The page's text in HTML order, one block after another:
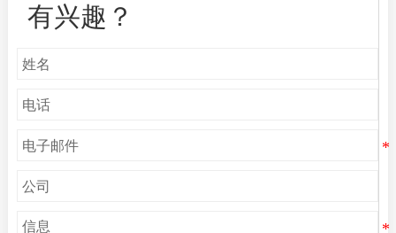
有兴趣？